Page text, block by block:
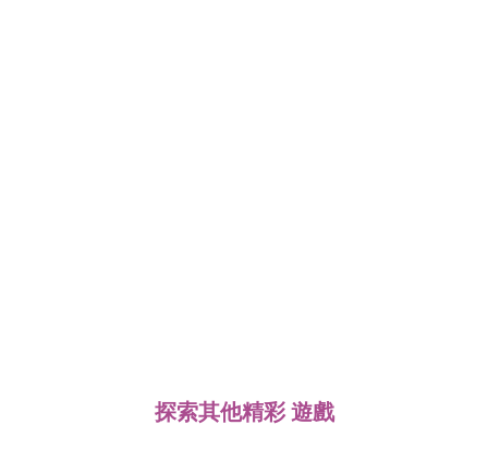
探索其他精彩 遊戲